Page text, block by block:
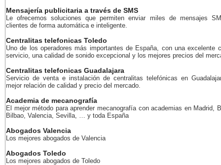
Mensajería publicitaria a través de SMS
Le ofrecemos soluciones que permiten enviar miles de mensajes
clientes de forma automática e inteligente.
Centralitas telefonicas Toledo
Uno de los operadores más importantes de España, con una excelente
servicio, una calidad de sonido excepcional y los mejores precios del
Centralitas telefonicas Guadalajara
Servicio de venta e instalación de centralitas telefónicas en
mejor relación de calidad y precio del mercado.
Academia de mecanografía
El mejor método para aprender mecanografía con academias en Madrid,
Bilbao, Valencia, Sevilla, … y toda España
Abogados Valencia
Los mejores abogados de Valencia
Abogados Toledo
Los mejores abogados de Toledo